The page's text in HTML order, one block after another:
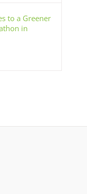
to a Greener
in